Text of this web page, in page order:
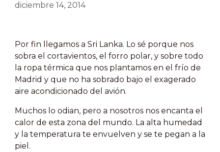
diciembre 14, 2014
Por fin llegamos a Sri Lanka. Lo sé porque nos
sobra el cortavientos, el forro polar, y sobre todo
la ropa térmica que nos plantamos en el frío de
Madrid y que no ha sobrado bajo el exagerado
aire acondicionado del avión.
Muchos lo odian, pero a nosotros nos encanta el
calor de esta zona del mundo. La alta humedad
y la temperatura te envuelven y se te pegan a la
piel.